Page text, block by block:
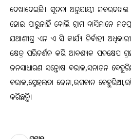
ଦେଖାଦେଇଛି। ସୂଚନା ଅନୁଯାୟୀ ଜବରଦଖଲ
ହୋଇ ପାରୁନାହିଁ ବୋଲି ଗ୍ରାମ ବାସିମାନେ
ଯଥାଶୀଘ୍ର ଏନ ଏ ସି କାର୍ଯ୍ୟ ନିର୍ବାହୀ
କ୍ଷେତ୍ର ପରିଦର୍ଶନ କରି ଆବଶ୍ୟକ ପଦକ୍ଷେପ
ଜନସାଧାରଣ ସନ୍ତୋଷ ବରାଳ,ସନାତନ
ବରାଳ,ସ୍ନେହଲତା ଜେନା,ଭଗବାନ
କରିଛନ୍ତି।